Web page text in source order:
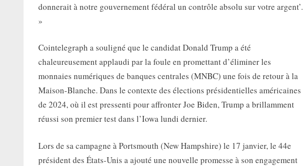
donnerait à notre gouvernement fédéral un contrôle absolu sur votre argent’.
»
Cointelegraph a souligné que le candidat Donald Trump a été
chaleureusement applaudi par la foule en promettant d’éliminer les
monnaies numériques de banques centrales (MNBC) une fois de retour à la
Maison-Blanche. Dans le contexte des élections présidentielles américaines
de 2024, où il est pressenti pour affronter Joe Biden, Trump a brillamment
réussi son premier test dans l’Iowa lundi dernier.
Lors de sa campagne à Portsmouth (New Hampshire) le 17 janvier, le 44e
président des États-Unis a ajouté une nouvelle promesse à son engagement